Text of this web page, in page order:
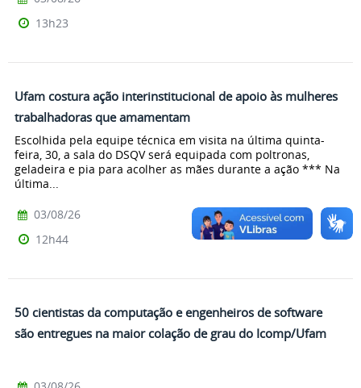
13h23
Ufam costura ação interinstitucional de apoio às mulheres
trabalhadoras que amamentam
Escolhida pela equipe técnica em visita na última quinta-
feira, 30, a sala do DSQV será equipada com poltronas,
geladeira e pia para acolher as mães durante a ação *** Na
última...
03/08/26
12h44
50 cientistas da computação e engenheiros de software
são entregues na maior colação de grau do Icomp/Ufam